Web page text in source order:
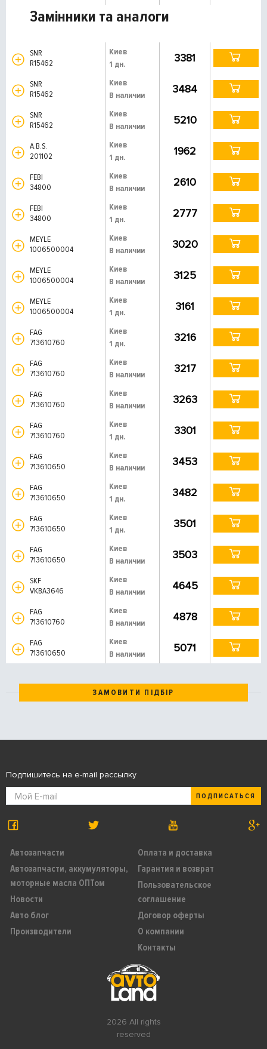
Замінники та аналоги
SNR
R15462
Киев
1 дн.
3381
SNR
R15462
Киев
В наличии
3484
SNR
R15462
Киев
В наличии
5210
A.B.S.
201102
Киев
1 дн.
1962
FEBI
34800
Киев
В наличии
2610
FEBI
34800
Киев
1 дн.
2777
MEYLE
1006500004
Киев
В наличии
3020
MEYLE
1006500004
Киев
В наличии
3125
MEYLE
1006500004
Киев
1 дн.
3161
FAG
713610760
Киев
1 дн.
3216
FAG
713610760
Киев
В наличии
3217
FAG
713610760
Киев
В наличии
3263
FAG
713610760
Киев
1 дн.
3301
FAG
713610650
Киев
В наличии
3453
FAG
713610650
Киев
1 дн.
3482
FAG
713610650
Киев
1 дн.
3501
FAG
713610650
Киев
В наличии
3503
SKF
VKBA3646
Киев
В наличии
4645
FAG
713610760
Киев
В наличии
4878
FAG
713610650
Киев
В наличии
5071
ЗАМОВИТИ ПІДБІР
2026 All rights
reserved
Автозапчасти
Автозапчасти, аккумуляторы,
моторные масла ОПТом
Новости
Авто блог
Производители
Оплата и доставка
Гарантия и возврат
Пользовательское
соглашение
Договор оферты
О компании
Контакты
Подпишитесь на e-mail рассылку
ПОДПИСАТЬСЯ